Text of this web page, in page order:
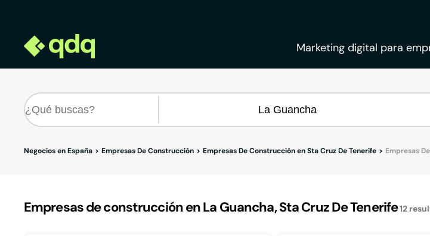
Marketing digital para
Negocios en España Empresas De Construcción Empresas De Construcción en Sta Cruz De Tenerife Empresas
Empresas de construcción en La Guancha, Sta Cruz De Tenerife12